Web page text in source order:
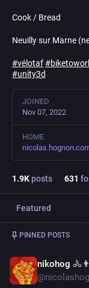
Cook / Bread
Neuilly sur Marne
#vélotaf#
#unity3d
JOINED
Nov 07, 2022
HOME
1.9Kposts 631
Featured
PINNED POSTS
nikohog